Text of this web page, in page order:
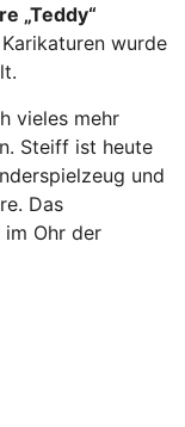
„Teddy“
wurde
vieles mehr
Steiff ist heute
und
Das
Ohr der